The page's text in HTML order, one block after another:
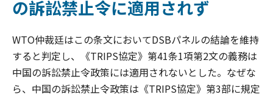
の訴訟禁止令に適用されず
WTO仲裁廷はこの条文においてDSBパネルの結論を維持
すると判定し、《TRIPS協定》第41条1項第2文の義務は
中国の訴訟禁止令政策には適用されないとした。なぜな
ら、中国の訴訟禁止令政策は《TRIPS協定》第3部に規定